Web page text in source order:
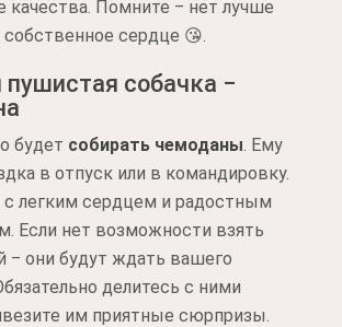
качества. Помните ‒ нет лучше
сердце 😘.
собачка ‒
будет собирать чемоданы. Ему
в отпуск или в командировку.
с легким сердцем и радостным
Если нет возможности взять
‒ они будут ждать вашего
делитесь с ними
им приятные сюрпризы.